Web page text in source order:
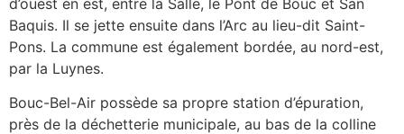
Baquis. Il se jette ensuite dans l’Arc au lieu-dit Saint-
Pons. La commune est également bordée, au nord-est,
par la Luynes.
Bouc-Bel-Air possède sa propre station d’épuration,
près de la déchetterie municipale, au bas de la colline